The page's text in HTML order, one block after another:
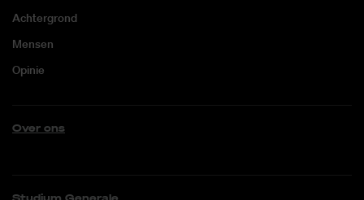
Achtergrond
Mensen
Opinie
Over ons